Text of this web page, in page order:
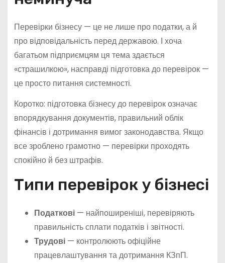
Перевірки бізнесу — це не лише про податки, а й
про відповідальність перед державою. І хоча
багатьом підприємцям ця тема здається
«страшилкою», насправді підготовка до перевірок —
це просто питання системності.
Коротко: підготовка бізнесу до перевірок означає
впорядкування документів, правильний облік
фінансів і дотримання вимог законодавства. Якщо
все зроблено грамотно — перевірки проходять
спокійно й без штрафів.
Типи перевірок у бізнесі
Податкові— найпоширеніші, перевіряють
правильність сплати податків і звітності.
Трудові— контролюють офіційне
працевлаштування та дотримання КЗпП.